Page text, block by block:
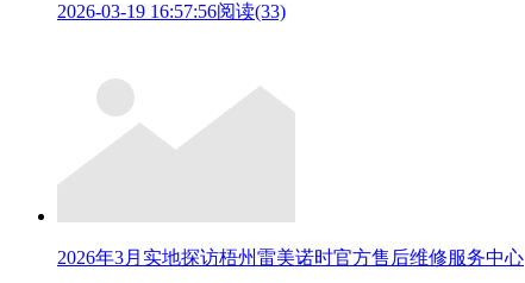
2026-03-19 16:57:56阅读(33)
2026年3月实地探访梧州雷美诺时官方售后维修服务中心